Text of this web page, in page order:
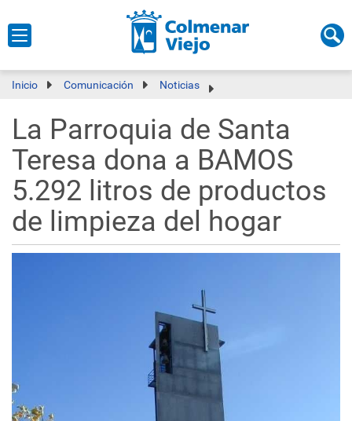
Inicio Comunicación Noticias
La Parroquia de Santa
Teresa dona a BAMOS
5.292 litros de productos
de limpieza del hogar